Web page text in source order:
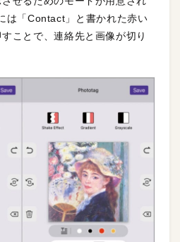
は「Contact」と書かれた赤い
ことで、連絡先と画像が切り